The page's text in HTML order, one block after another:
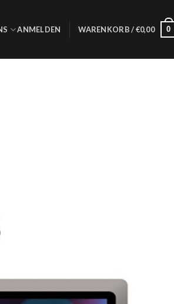
ANMELDEN WARENKORB /€0,00 0